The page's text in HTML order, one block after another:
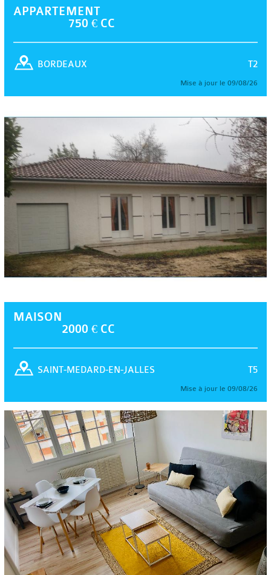
APPARTEMENT
750 € CC
T2
BORDEAUX
Mise à jour le 09/08/26
MAISON
2000 € CC
T5
SAINT-MEDARD-EN-JALLES
Mise à jour le 09/08/26